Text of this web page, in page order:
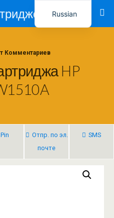
Заправка картриджей в Ташкенте – Тонер-Ресурс
Комментариев
HP
Pin
Отпр. по эл.
почте
SMS
Russian
Uzbek